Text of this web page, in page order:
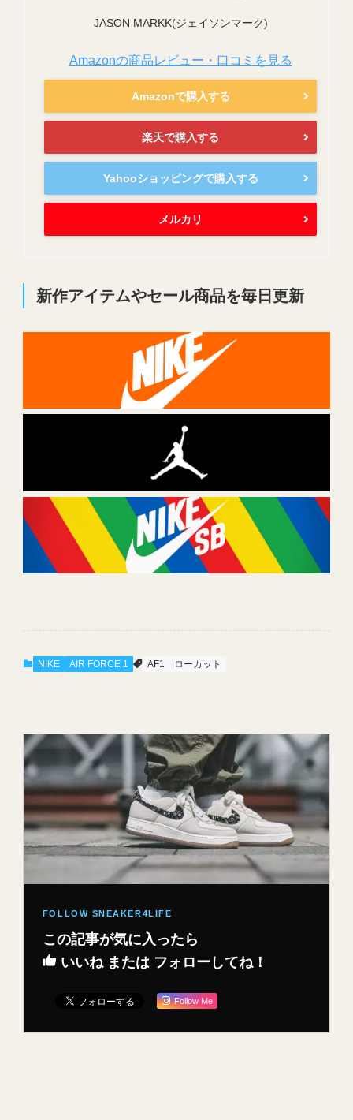
JASON MARKK(ジェイソンマーク)
Amazonの商品レビュー・口コミを見る
Amazonで購入する
楽天で購入する
Yahooショッピングで購入する
メルカリ
新作アイテムやセール商品を毎日更新
NIKE AIR FORCE 1 AF1 ローカット
この記事が気に入ったら
いいね または フォローしてね！
Follow Me